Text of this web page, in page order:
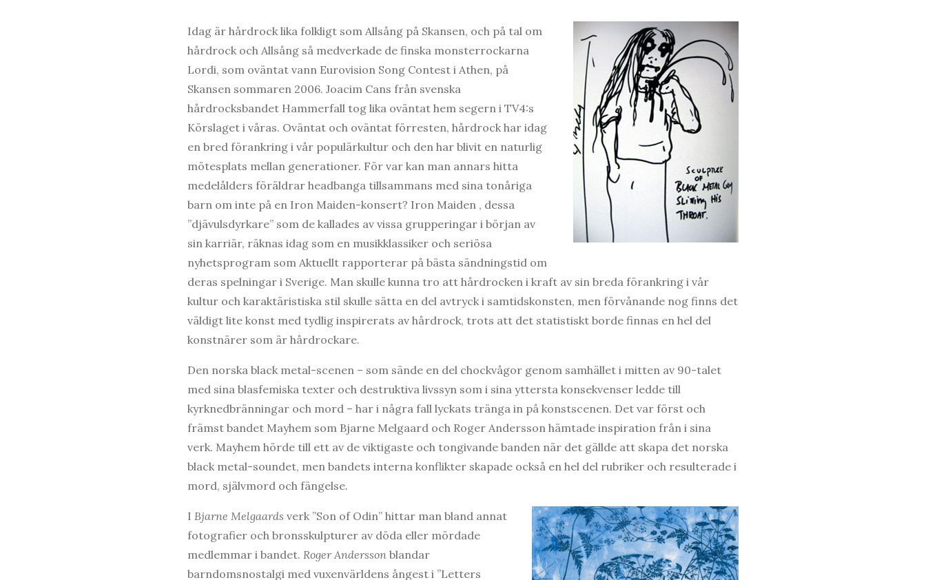
Idag är hårdrock lika folkligt som Allsång på Skansen, och på tal om
hårdrock och Allsång så medverkade de finska monsterrockarna
Lordi, som oväntat vann Eurovision Song Contest i Athen, på
Skansen sommaren 2006. Joacim Cans från svenska
hårdrocksbandet Hammerfall tog lika oväntat hem segern i TV4:s
Körslaget i våras. Oväntat och oväntat förresten, hårdrock har idag
en bred förankring i vår populärkultur och den har blivit en naturlig
mötesplats mellan generationer. För var kan man annars hitta
medelålders föräldrar headbanga tillsammans med sina tonåriga
barn om inte på en Iron Maiden-konsert? Iron Maiden , dessa
”djävulsdyrkare” som de kallades av vissa grupperingar i början av
sin karriär, räknas idag som en musikklassiker och seriösa
nyhetsprogram som Aktuellt rapporterar på bästa sändningstid om
deras spelningar i Sverige. Man skulle kunna tro att hårdrocken i kraft av sin breda förankring i vår
kultur och karaktäristiska stil skulle sätta en del avtryck i samtidskonsten, men förvånande nog finns det
väldigt lite konst med tydlig inspirerats av hårdrock, trots att det statistiskt borde finnas en hel del
konstnärer som är hårdrockare.
Den norska black metal-scenen – som sände en del chockvågor genom samhället i mitten av 90-talet
med sina blasfemiska texter och destruktiva livssyn som i sina yttersta konsekvenser ledde till
kyrknedbränningar och mord – har i några fall lyckats tränga in på konstscenen. Det var först och
främst bandet Mayhem som Bjarne Melgaard och Roger Andersson hämtade inspiration från i sina
verk. Mayhem hörde till ett av de viktigaste och tongivande banden när det gällde att skapa det norska
black metal-soundet, men bandets interna konflikter skapade också en hel del rubriker och resulterade i
mord, självmord och fängelse.
I Bjarne Melgaards verk ”Son of Odin” hittar man bland annat
fotografier och bronsskulpturer av döda eller mördade
medlemmar i bandet. Roger Andersson blandar
barndomsnostalgi med vuxenvärldens ångest i ”Letters